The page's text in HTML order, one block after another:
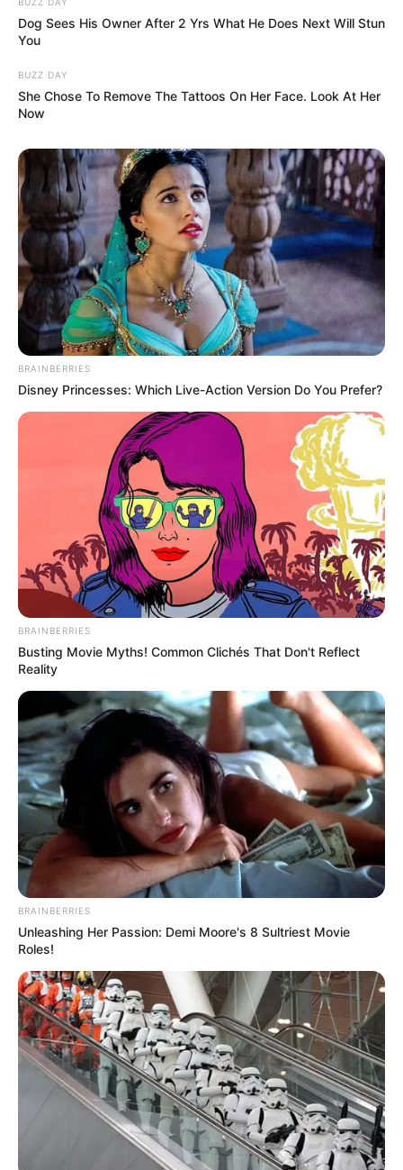
Dog Sees His Owner After 2 Yrs What He Does Next Will Stun
You
BUZZ DAY
She Chose To Remove The Tattoos On Her Face. Look At Her
Now
BRAINBERRIES
Disney Princesses: Which Live-Action Version Do You Prefer?
BRAINBERRIES
Busting Movie Myths! Common Clichés That Don't Reflect
Reality
BRAINBERRIES
Unleashing Her Passion: Demi Moore's 8 Sultriest Movie
Roles!